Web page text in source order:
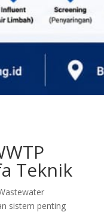
Teknik
sistem penting